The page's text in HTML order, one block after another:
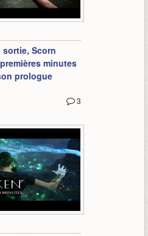
Scorn
minutes
prologue
3
10:06